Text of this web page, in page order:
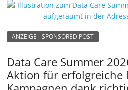
ANZEIGE - SPONSORED POST
Data Care Summer
Aktion für erfolgreiche